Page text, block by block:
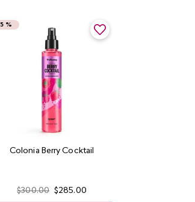
Colonia Berry Cocktail
5 %
$300.00 $285.00